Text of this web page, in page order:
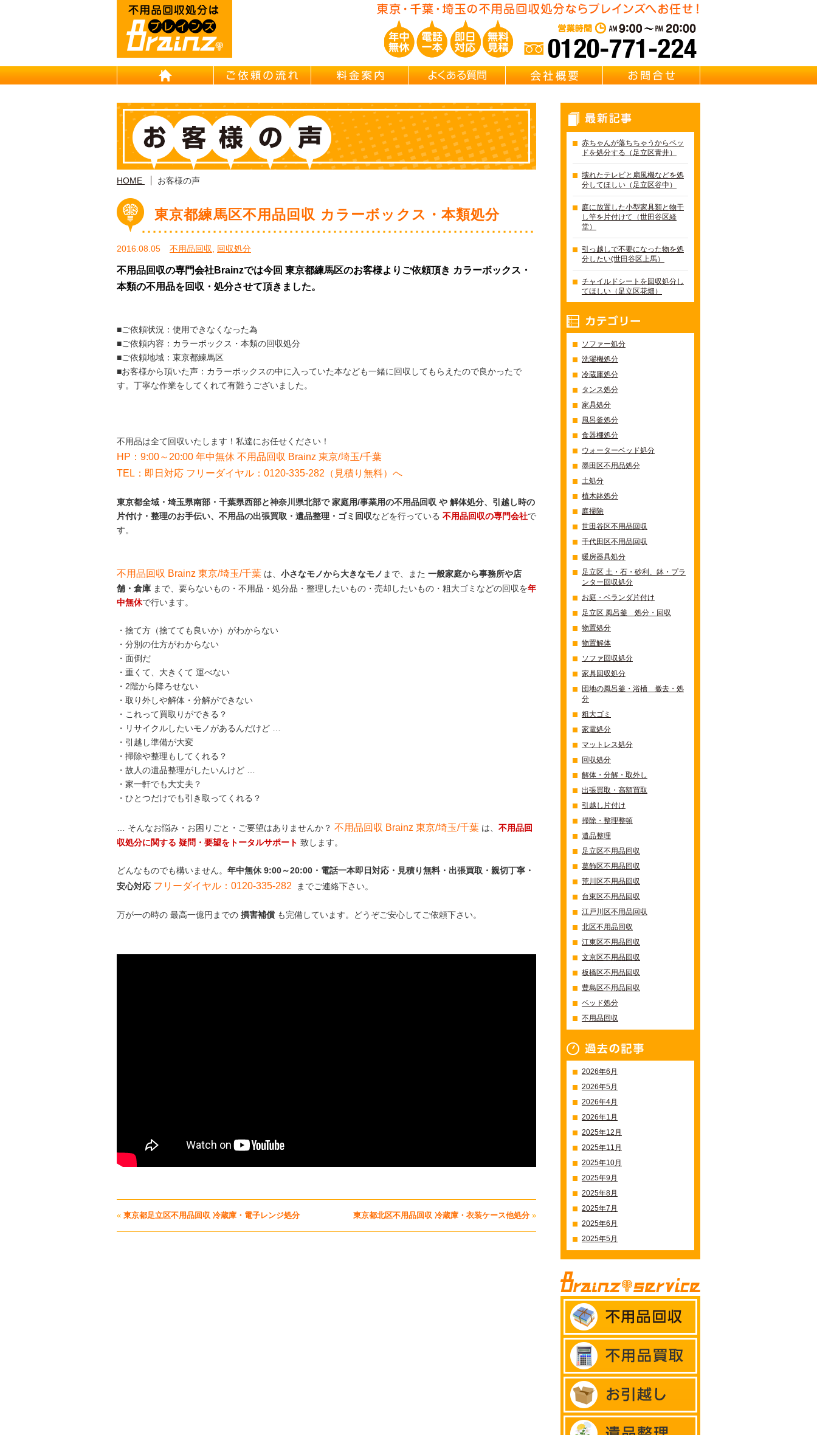
HOME ご依頼の流れ 料金案内 よくある質問 会社概要
HOME お客様の声
東京都練馬区不用品回収 カラーボックス・本類処分
2016.08.05 不用品回収 回収処分
不用品回収の専門会社Brainzでは今回 東京都練馬区のお客様よりご依頼頂き カラーボックス・
本類の不用品を回収・処分させて頂きました。
■ご依頼状況：使用できなくなった為
■ご依頼内容：カラーボックス・本類の回収処分
■ご依頼地域：東京都練馬区
■お客様から頂いた声：カラーボックスの中に入っていた本なども一緒に回収してもらえたので良かったで
す。丁寧な作業をしてくれて有難うございました。
不用品は全て回収いたします！私達にお任せください！
HP：9:00～20:00 年中無休 不用品回収 Brainz 東京/埼玉/千葉
TEL：即日対応 フリーダイヤル：0120-335-282（見積り無料）へ
東京都全域・埼玉県南部・千葉県西部と神奈川県北部で 家庭用/事業用の不用品回収 や 解体処分、引越し時の
片付け・整理のお手伝い、不用品の出張買取・遺品整理・ゴミ回収などを行っている 不用品回収の専門会社で
す。
不用品回収 Brainz 東京/埼玉/千葉 は、 小さなモノから大きなモノ まで、また 一般家庭から事務所や店
舗・倉庫 まで、要らないもの・不用品・処分品・整理したいもの・売却したいもの・粗大ゴミなどの回収を年
中無休で行います。
・捨て方（捨てても良いか）がわからない
・分別の仕方がわからない
・面倒だ
・重くて、大きくて 運べない
・2階から降ろせない
・取り外しや解体・分解ができない
・これって買取りができる？
・リサイクルしたいモノがあるんだけど …
・引越し準備が大変
・掃除や整理もしてくれる？
・故人の遺品整理がしたいんけど …
・家一軒でも大丈夫？
・ひとつだけでも引き取ってくれる？
… そんなお悩み・お困りごと・ご要望はありませんか？ 不用品回収 Brainz 東京/埼玉/千葉 は、 不用品回
収処分に関する 疑問・要望をトータルサポート 致します。
どんなものでも構いません。 年中無休 9:00～20:00・電話一本即日対応・見積り無料・出張買取・親切丁寧・
安心対応 フリーダイヤル：0120-335-282 までご連絡下さい。
万が一の時の 最高一億円までの 損害補償 も完備しています。どうぞご安心してご依頼下さい。
« 東京都足立区不用品回収 冷蔵庫・電子レンジ処分 東京都北区不用品回収 冷蔵庫・衣装ケース他処分»
赤ちゃんが落ちちゃうからベッ
ドを処分する（足立区青井）
壊れたテレビと扇風機などを処
分してほしい（足立区谷中）
庭に放置した小型家具類と物干
し竿を片付けて（世田谷区経
堂）
引っ越しで不要になった物を処
分したい(世田谷区上馬）
チャイルドシートを回収処分し
てほしい（足立区花畑）
ソファー処分
洗濯機処分
冷蔵庫処分
タンス処分
家具処分
風呂釜処分
食器棚処分
ウォーターベッド処分
墨田区不用品処分
土処分
植木鉢処分
庭掃除
世田谷区不用品回収
千代田区不用品回収
暖房器具処分
足立区 土・石・砂利、鉢・プラ
ンター回収処分
お庭・ベランダ片付け
足立区 風呂釜 処分・回収
物置処分
物置解体
ソファ回収処分
家具回収処分
団地の風呂釜・浴槽 撤去・処
分
粗大ゴミ
家電処分
マットレス処分
回収処分
解体・分解・取外し
出張買取・高額買取
引越し片付け
掃除・整理整頓
遺品整理
足立区不用品回収
葛飾区不用品回収
荒川区不用品回収
台東区不用品回収
江戸川区不用品回収
北区不用品回収
江東区不用品回収
文京区不用品回収
板橋区不用品回収
豊島区不用品回収
ベッド処分
不用品回収
2026年6月
2026年5月
2026年4月
2026年1月
2025年12月
2025年11月
2025年10月
2025年9月
2025年8月
2025年7月
2025年6月
2025年5月